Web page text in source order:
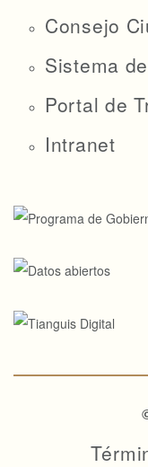
Consejo
Sistema
Portal de
Intranet